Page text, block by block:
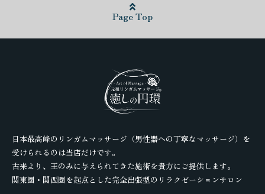
Page Top
日本最高峰のリンガムマッサージ（男性器への丁寧なマッサージ）を
受けられるのは当店だけです。
古来より、王のみに与えられてきた施術を貴方にご提供します。
関東圏・関西圏を起点とした完全出張型のリラクゼーションサロン